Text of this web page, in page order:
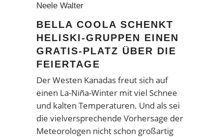
Neele Walter
BELLA COOLA SCHENKT
HELISKI-GRUPPEN EINEN
GRATIS-PLATZ ÜBER DIE
FEIERTAGE
Der Westen Kanadas freut sich auf
einen La-Niña-Winter mit viel Schnee
und kalten Temperaturen. Und als sei
die vielversprechende Vorhersage der
Meteorologen nicht schon großartig